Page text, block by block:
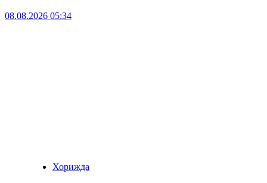
08.08.2026 05:34
Хорижда